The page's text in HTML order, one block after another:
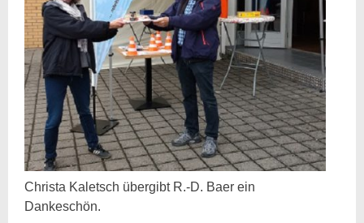
Christa Kaletsch übergibt R.-D. Baer ein
Dankeschön.